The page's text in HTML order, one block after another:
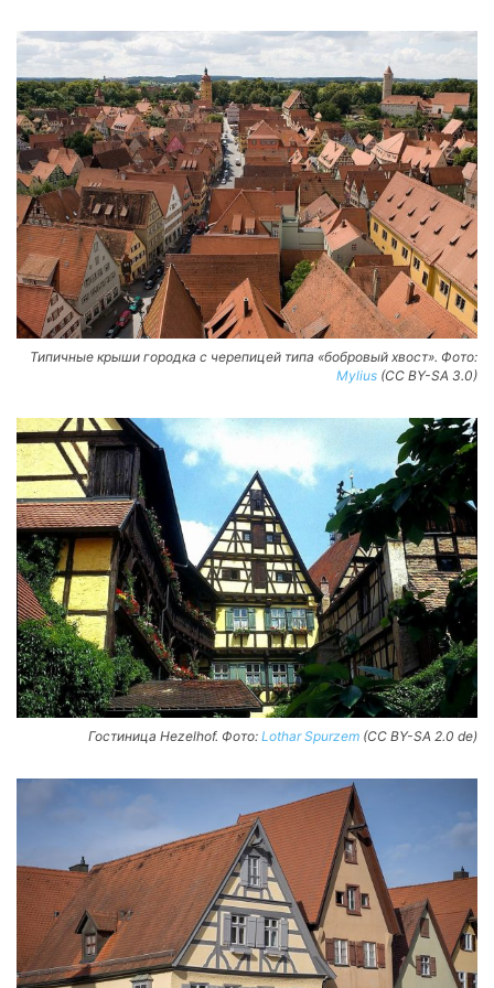
Типичные крыши городка с черепицей типа «бобровый хвост». Фото:
Mylius (CC BY-SA 3.0)
Гостиница Hezelhof. Фото: Lothar Spurzem (CC BY-SA 2.0 de)